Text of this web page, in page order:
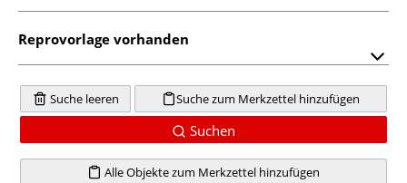
Reprovorlage vorhanden
Suche leeren Suche zum Merkzettel hinzufügen
Suchen
Alle Objekte zum Merkzettel hinzufügen